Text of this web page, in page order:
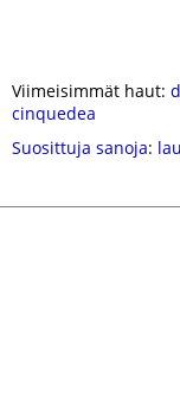
Viimeisimmät haut:
cinquedea
Suosittuja sanoja: